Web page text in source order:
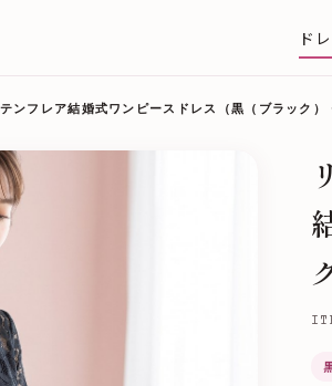
ド
ンフレア結婚式ワンピースドレス（黒（ブラック